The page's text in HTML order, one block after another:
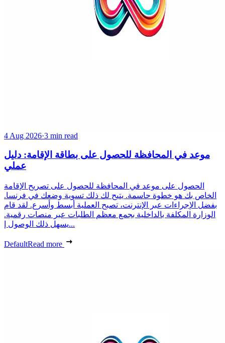
4 Aug 2026·3 min read
موعد في المحافظة للحصول على بطاقة الإقامة: دليل
عملي
الحصول على موعد في المحافظة للحصول على تصريح الإقامة
الخاص بك هو خطوة حاسمة. يتيح لك ذلك تسوية وضعك في فرنسا.
بفضل الإجراءات عبر الإنترنت، تصبح العملية أبسط وأسرع. لقد قام
الوزارة المكلفة بالداخلية بجمع معظم الطلبات عبر منصات رقمية.
يسهل ذلك الوصول إ...
DefaultRead more